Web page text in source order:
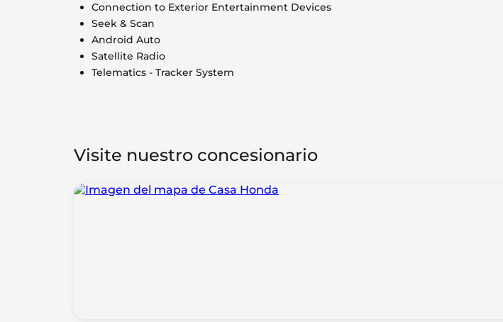
Connection to Exterior Entertainment Devices
Seek & Scan
Android Auto
Satellite Radio
Telematics - Tracker System
Visite nuestro concesionario